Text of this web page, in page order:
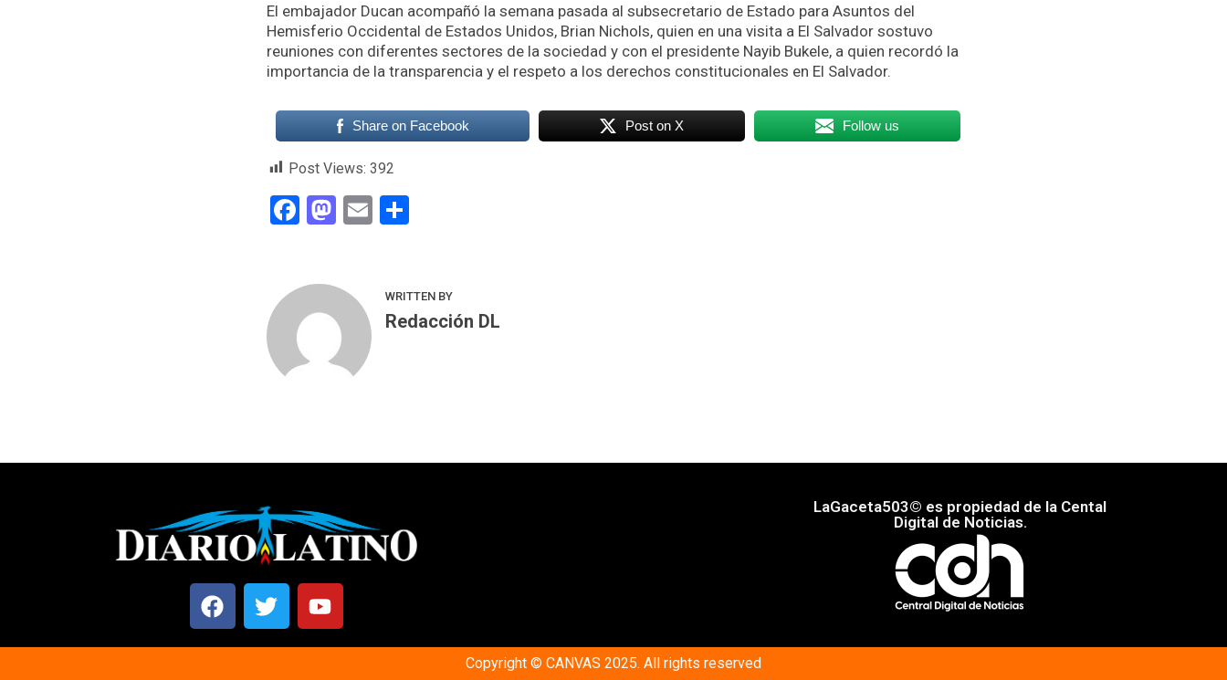
El embajador Ducan acompañó la semana pasada al subsecretario de Estado para Asuntos del
Hemisferio Occidental de Estados Unidos, Brian Nichols, quien en una visita a El Salvador sostuvo
reuniones con diferentes sectores de la sociedad y con el presidente Nayib Bukele, a quien recordó la
importancia de la transparencia y el respeto a los derechos constitucionales en El Salvador.
Share on Facebook Post on X Follow us
Post Views: 392
Facebook
Mastodon
Email
WRITTEN BY
Redacción DL
LaGaceta503© es propiedad de la Cental
Digital de Noticias.
Copyright © CANVAS 2025. All rights reserved